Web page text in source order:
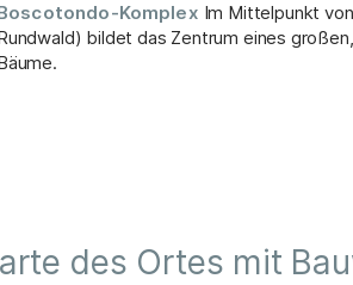
Komplex Im Mittelpunkt
bildet das Zentrum eines
des Ortes mit